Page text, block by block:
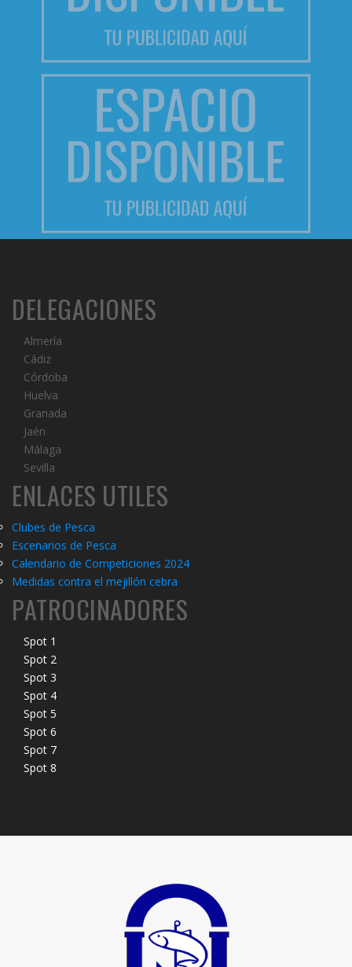
DELEGACIONES
Almería
Cádiz
Córdoba
Huelva
Granada
Jaén
Málaga
Sevilla
ENLACES UTILES
Clubes de Pesca
Escenarios de Pesca
Calendario de Competiciones 2024
Medidas contra el mejillón cebra
PATROCINADORES
Spot 1
Spot 2
Spot 3
Spot 4
Spot 5
Spot 6
Spot 7
Spot 8